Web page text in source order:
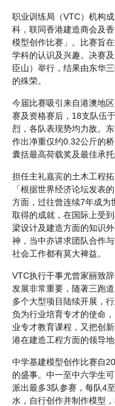
职业训练局（VTC）机构
科，联同香港建造商会及
模型创作比赛」。比赛旨
学科的认识及兴趣。决赛
臣山）举行，结果由东华
的殊荣。
今届比赛吸引来自港澳地
赛及资格赛后，18支队伍
烈，各队表现势均力敌。
作出净重仅约0.32公斤的
囊括最高荷载奖及最佳承
担任主礼嘉宾的土木工程
「根据世界经济论坛发表
方面，过往曾连续7年成为
取得的成就，在国际上受
梁设计及建造方面的知识
神，当中亦讲求团队合作
社会工作都有莫大裨益。
VTC执行干事尤曾家丽致
发展非常重要，随著三跑
多个大型项目陆续开展，
负为行业培育专才的使命
业专才教育课程，又把创
港在建造工程方面的领导地
中学基建模型创作比赛自
的盛事。中一至中六学生
派出最多3队参赛，每队4
水，自行创作并制作模型